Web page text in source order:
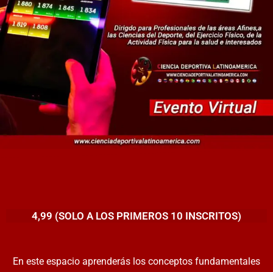
4,99 (SOLO A LOS PRIMEROS 10 INSCRITOS)
En este espacio aprenderás los conceptos fundamentales